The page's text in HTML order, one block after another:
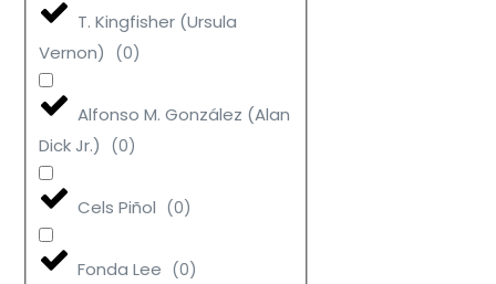
T. Kingfisher (Ursula
Vernon) (0)
Alfonso M. González (Alan
Dick Jr.) (0)
Cels Piñol (0)
Fonda Lee (0)